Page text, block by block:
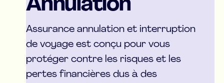
Annulation
Assurance annulation et interruption
de voyage est conçu pour vous
protéger contre les risques et les
pertes financières dus à des